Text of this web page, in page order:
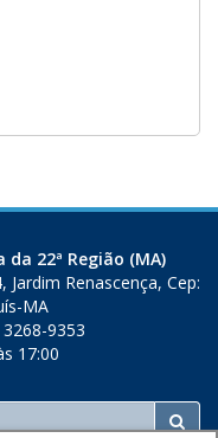
22ª Região (MA)
Renascença, Cep:
MA
9353
17:00